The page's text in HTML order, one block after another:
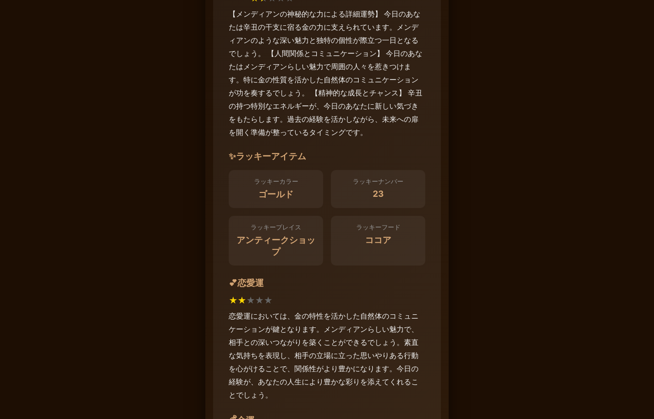
【メンディアンの神秘的な力による詳細運勢】 今日のあな
たは辛丑の干支に宿る金の力に支えられています。メンデ
ィアンのような深い魅力と独特の個性が際立つ一日となる
でしょう。 【人間関係とコミュニケーション】 今日のあな
たはメンディアンらしい魅力で周囲の人々を惹きつけま
す。特に金の性質を活かした自然体のコミュニケーション
が功を奏するでしょう。 【精神的な成長とチャンス】 辛丑
の持つ特別なエネルギーが、今日のあなたに新しい気づき
をもたらします。過去の経験を活かしながら、未来への扉
を開く準備が整っているタイミングです。
✨ラッキーアイテム
ラッキーカラー
ゴールド
ラッキーナンバー
23
ラッキープレイス
アンティークショッ
プ
ラッキーフード
ココア
💕恋愛運
★★★★★
恋愛運においては、金の特性を活かした自然体のコミュニ
ケーションが鍵となります。メンディアンらしい魅力で、
相手との深いつながりを築くことができるでしょう。素直
な気持ちを表現し、相手の立場に立った思いやりある行動
を心がけることで、関係性がより豊かになります。今日の
経験が、あなたの人生により豊かな彩りを添えてくれるこ
とでしょう。